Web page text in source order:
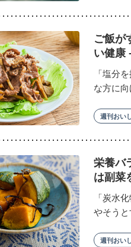
ご飯が
い健康
「塩分
な方に
週刊おい
栄養バ
は副菜
「炭水
やそう
週刊おい